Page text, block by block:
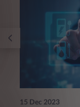
15 Dec 2023